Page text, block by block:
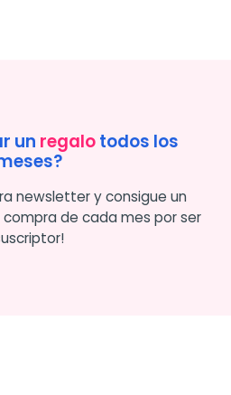
un regalotodos los
newsletter y consigue un
de cada mes por ser